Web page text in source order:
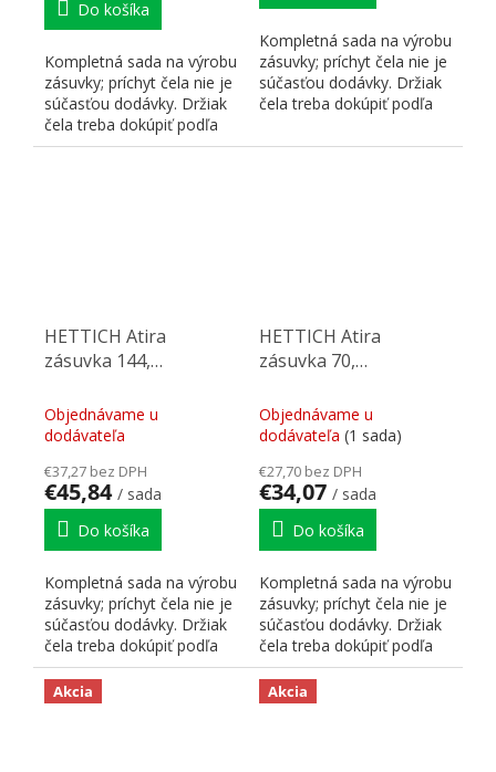
Do košíka
Kompletná sada na výrobu
zásuvky; príchyt čela nie je
súčasťou dodávky. Držiak
čela treba dokúpiť podľa
preferovaného...
Kompletná sada na výrobu
zásuvky; príchyt čela nie je
súčasťou dodávky. Držiak
čela treba dokúpiť podľa
HETTICH Atira
zásuvka 144,
SiSy
Objednávame u
dodávateľa
€37,27 bez DPH
€45,84 / sada
Do košíka
Kompletná sada na výrobu
zásuvky; príchyt čela nie je
súčasťou dodávky. Držiak
čela treba dokúpiť podľa
preferovaného...
HETTICH Atira
zásuvka 70,
SiSy
Objednávame u
dodávateľa (1 sada)
€27,70 bez DPH
€34,07 / sada
Do košíka
Kompletná sada na výrobu
zásuvky; príchyt čela nie je
súčasťou dodávky. Držiak
čela treba dokúpiť podľa
preferovaného...
Akcia Akcia